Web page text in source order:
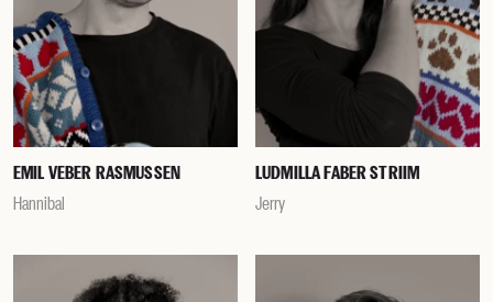
EMIL VEBER RASMUSSEN
Hannibal
LUDMILLA FABER STRIIM
Jerry